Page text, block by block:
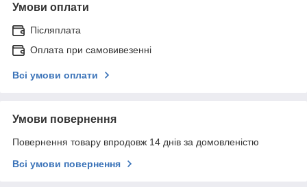
Умови оплати
Післяплата
Оплата при самовивезенні
Всі умови оплати
Умови повернення
Повернення товару впродовж 14 днів за домовленістю
Всі умови повернення